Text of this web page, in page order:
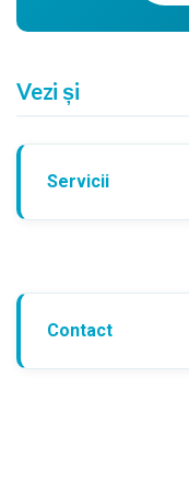
Vezi și
Servicii
Contact